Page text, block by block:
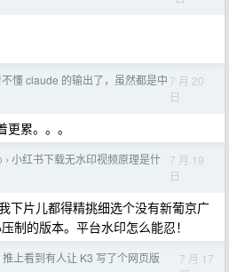
懂 claude 的输出了，虽然都是中 7 月 20
日
累。。。
› 小红书下载无水印视频原理是什
7 月 19
日
下片儿都得精挑细选个没有新葡京广
制的版本。平台水印怎么能忍！
推上看到有人让 K3 写了个网页版
7 月 17